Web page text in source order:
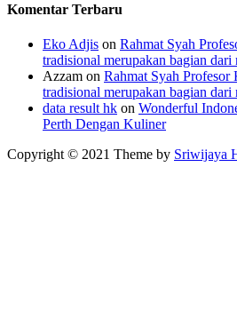
Komentar Terbaru
Eko Adjis on Rahmat Syah
tradisional merupakan bagian dari
Azzam on Rahmat Syah Profesor
tradisional merupakan bagian dari
data result hk on Wonderful
Perth Dengan Kuliner
Copyright © 2021 Theme by Sriwijaya